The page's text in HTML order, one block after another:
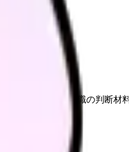
なら、退職や転職の判断材